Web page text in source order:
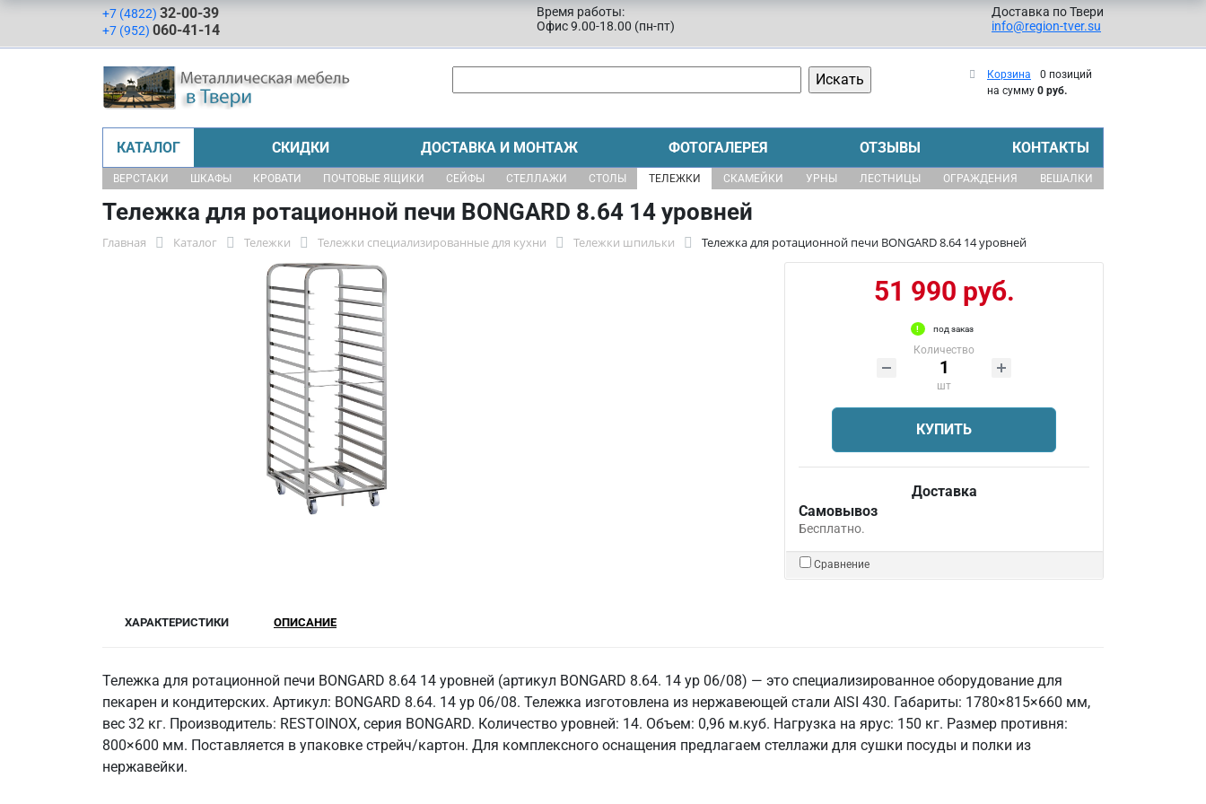
+7 (4822) 32-00-39
+7 (952) 060-41-14
Время работы:
Офис 9.00-18.00 (пн-пт)
Доставка по Твери
info@region-tver.su
Корзина
0 позиций
на сумму 0 руб.
КАТАЛОГ СКИДКИ ДОСТАВКА И МОНТАЖ ФОТОГАЛЕРЕЯ ОТЗЫВЫ КОНТАКТЫ
ВЕРСТАКИ ШКАФЫ КРОВАТИ ПОЧТОВЫЕ ЯЩИКИ СЕЙФЫ СТЕЛЛАЖИ СТОЛЫ ТЕЛЕЖКИ СКАМЕЙКИ УРНЫ ЛЕСТНИЦЫ ОГРАЖДЕНИЯ ВЕШАЛКИ
Тележка для ротационной печи BONGARD 8.64 14 уровней
Главная Каталог Тележки Тележки специализированные для кухни Тележки шпильки Тележка для ротационной печи BONGARD 8.64 14 уровней
51 990 руб.
под заказ
Количество
шт
КУПИТЬ
Доставка
Самовывоз
Бесплатно.
Сравнение
ХАРАКТЕРИСТИКИ ОПИСАНИЕ
Тележка для ротационной печи BONGARD 8.64 14 уровней (артикул BONGARD 8.64. 14 ур 06/08) — это специализированное оборудование для
пекарен и кондитерских. Артикул: BONGARD 8.64. 14 ур 06/08. Тележка изготовлена из нержавеющей стали AISI 430. Габариты: 1780×815×660 мм,
вес 32 кг. Производитель: RESTOINOX, серия BONGARD. Количество уровней: 14. Объем: 0,96 м.куб. Нагрузка на ярус: 150 кг. Размер противня:
800×600 мм. Поставляется в упаковке стрейч/картон. Для комплексного оснащения предлагаем стеллажи для сушки посуды и полки из
нержавейки.